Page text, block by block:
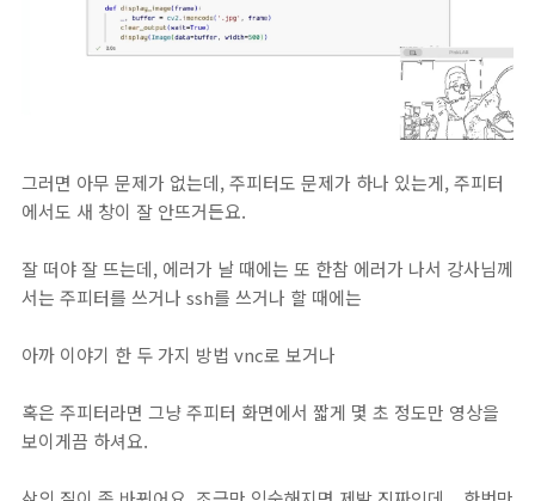
그러면 아무 문제가 없는데, 주피터도 문제가 하나 있는게, 주피터
에서도 새 창이 잘 안뜨거든요.
잘 떠야 잘 뜨는데, 에러가 날 때에는 또 한참 에러가 나서 강사님께
서는 주피터를 쓰거나 ssh를 쓰거나 할 때에는
아까 이야기 한 두 가지 방법 vnc로 보거나
혹은 주피터라면 그냥 주피터 화면에서 짧게 몇 초 정도만 영상을
보이게끔 하셔요.